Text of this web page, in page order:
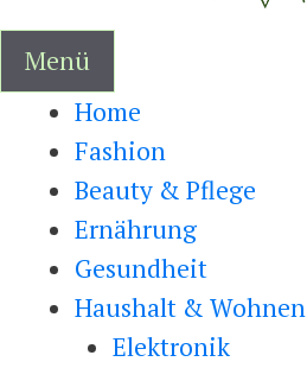
Menü
Home
Fashion
Beauty & Pflege
Ernährung
Gesundheit
Haushalt & Wohnen
Elektronik